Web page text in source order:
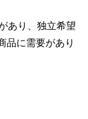
あり、独立希望
品に需要があり